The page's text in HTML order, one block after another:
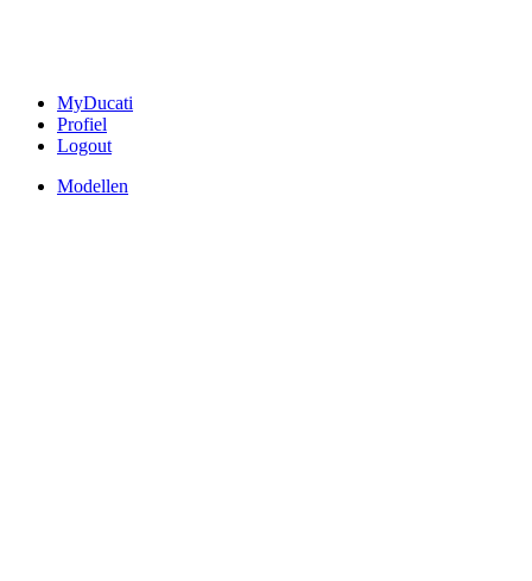
MyDucati
Profiel
Logout
Modellen